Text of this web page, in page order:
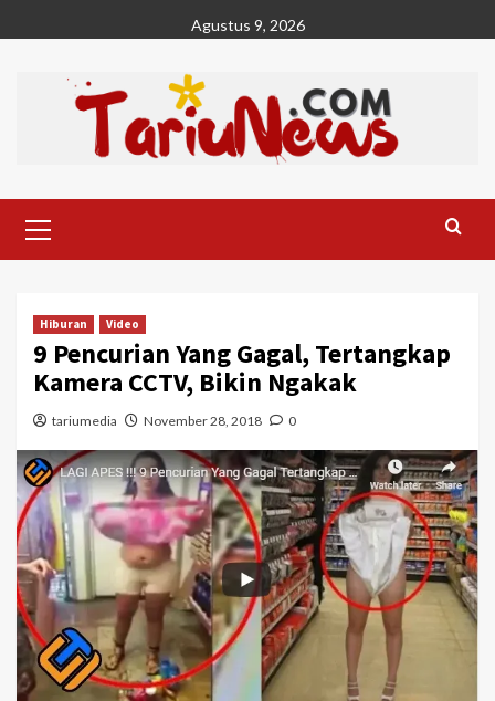
to
Agustus 9, 2026
Menu
Hiburan Video
9 Pencurian Yang Gagal, Tertangkap
Kamera CCTV, Bikin Ngakak
tariumedia November 28, 2018 0